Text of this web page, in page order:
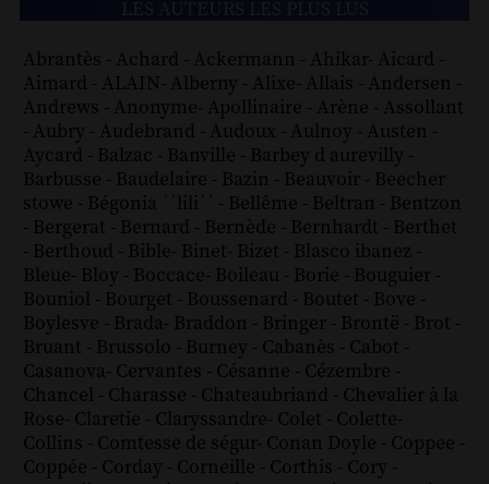
Abrantès - Achard - Ackermann - Ahikar- Aicard -
Aimard - ALAIN- Alberny - Alixe- Allais - Andersen -
Andrews - Anonyme- Apollinaire - Arène - Assollant
- Aubry - Audebrand - Audoux - Aulnoy - Austen -
Aycard - Balzac - Banville - Barbey d aurevilly -
Barbusse - Baudelaire - Bazin - Beauvoir - Beecher
stowe - Bégonia ´´lili´´ - Bellême - Beltran - Bentzon
- Bergerat - Bernard - Bernède - Bernhardt - Berthet
- Berthoud - Bible- Binet- Bizet - Blasco ibanez -
Bleue- Bloy - Boccace- Boileau - Borie - Bouguier -
Bouniol - Bourget - Boussenard - Boutet - Bove -
Boylesve - Brada- Braddon - Bringer - Brontë - Brot -
Bruant - Brussolo - Burney - Cabanès - Cabot -
Casanova- Cervantes - Césanne - Cézembre -
Chancel - Charasse - Chateaubriand - Chevalier à la
Rose- Claretie - Claryssandre- Colet - Colette-
Collins - Comtesse de ségur- Conan Doyle - Coppee -
Coppée - Corday - Corneille - Corthis - Cory -